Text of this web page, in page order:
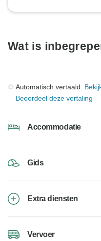
Wat is
Automatisch vertaald.
Beoordeel deze vertaling
Accommodatie
Gids
Extra diensten
Vervoer